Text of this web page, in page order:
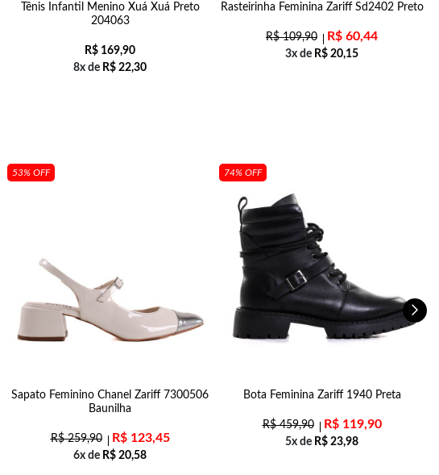
Tênis Infantil Menino Xuá Xuá Preto
204063
R$ 169,90
8x de R$ 22,30
Rasteirinha Feminina Zariff Sd2402 Preto
R$109,90 R$ 60,44
3x de R$ 20,15
53% OFF
Sapato Feminino Chanel Zariff 7300506
Baunilha
R$259,90 R$123,45
6x de R$ 20,58
74% OFF
Bota Feminina Zariff 1940 Preta
R$459,90 R$119,90
5x de R$ 23,98